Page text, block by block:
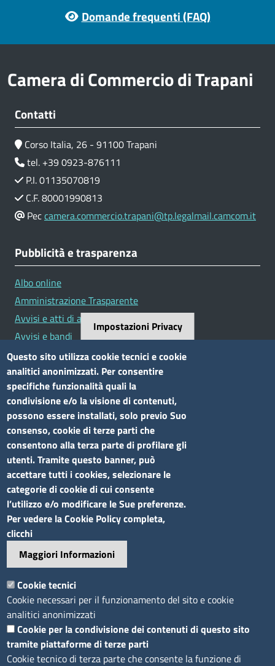
Domande frequenti (FAQ)
Camera di Commercio di Trapani
Contatti
Corso Italia, 26 - 91100 Trapani
tel. +39 0923-876111
P.I. 01135070819
C.F. 80001990813
Peccamera.commercio.trapani@tp.legalmail.camcom.it
Pubblicità e trasparenza
Albo online
Amministrazione Trasparente
Avvisi e atti di altre Amministrazioni
Avvisi e bandi
Bandi di concorso
Siti tematici
Elenco siti tematici
Seguici su
Sito web
Accesso riservato
Mappa del sito
Footer
Feed RSS
Note legali
Privacy
Trattamento dei dati
Cookie
Impostazioni Privacy
Questo sito utilizza cookie tecnici e cookie
analitici anonimizzati. Per consentire
specifiche funzionalità quali la
condivisione e/o la visione di contenuti,
possono essere installati, solo previo Suo
consenso, cookie di terze parti che
consentono alla terza parte di profilare gli
utenti. Tramite questo banner, può
accettare tutti i cookies, selezionare le
categorie di cookie di cui consente
l’utilizzo e/o modificare le Sue preferenze.
Per vedere la Cookie Policy completa,
clicchi
Maggiori Informazioni
Cookie tecnici
Cookie necessari per il funzionamento del sito e cookie
analitici anonimizzati
Cookie per la condivisione dei contenuti di questo sito
tramite piattaforme di terze parti
Cookie tecnico di terza parte che consente la funzione di